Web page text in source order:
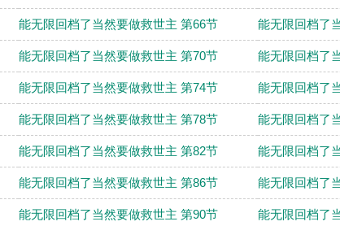
能无限回档了当然要做救世主 第66节 能无限回档了
能无限回档了当然要做救世主 第70节 能无限回档了
能无限回档了当然要做救世主 第74节 能无限回档了
能无限回档了当然要做救世主 第78节 能无限回档了
能无限回档了当然要做救世主 第82节 能无限回档了
能无限回档了当然要做救世主 第86节 能无限回档了
能无限回档了当然要做救世主 第90节 能无限回档了